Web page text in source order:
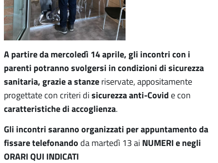
A partire da mercoledì 14 aprile, gli incontri con i
parenti potranno svolgersi in condizioni di sicurezza
sanitaria, grazie a stanze riservate, appositamente
progettate con criteri di sicurezza anti-Covid e con
caratteristiche di accoglienza.
Gli incontri saranno organizzati per appuntamento da
fissare telefonando da martedì 13 ai NUMERI e negli
ORARI QUI INDICATI